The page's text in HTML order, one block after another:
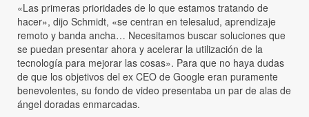
«Las primeras prioridades de lo que estamos tratando de
hacer», dijo Schmidt, «se centran en telesalud, aprendizaje
remoto y banda ancha… Necesitamos buscar soluciones que
se puedan presentar ahora y acelerar la utilización de la
tecnología para mejorar las cosas». Para que no haya dudas
de que los objetivos del ex CEO de Google eran puramente
benevolentes, su fondo de video presentaba un par de alas de
ángel doradas enmarcadas.